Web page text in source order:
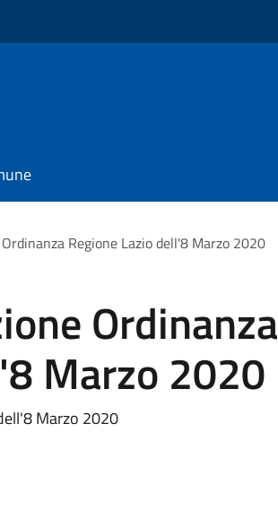
Regione Lazio dell'8 Marzo 2020
Ordinanza
Marzo 2020
Marzo 2020